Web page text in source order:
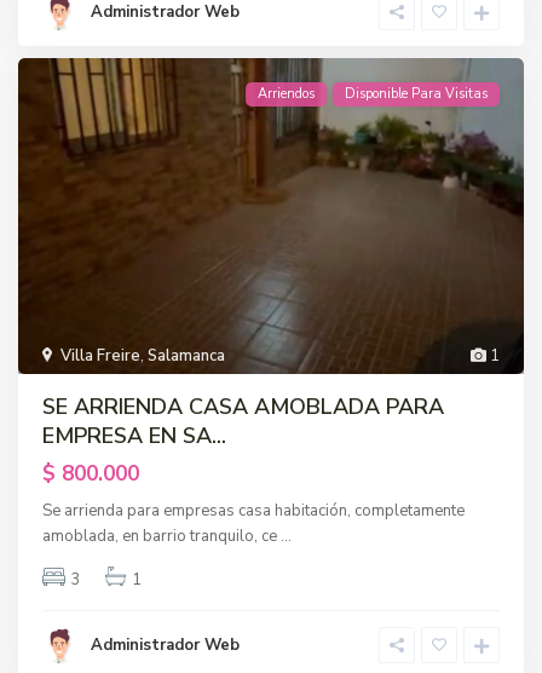
Administrador Web
1
Villa Freire,Salamanca
Arriendos Disponible Para Visitas
SE ARRIENDA CASA AMOBLADA PARA
EMPRESA EN SA...
$ 800.000
Se arrienda para empresas casa habitación, completamente
amoblada, en barrio tranquilo, ce ...
3
1
Administrador Web